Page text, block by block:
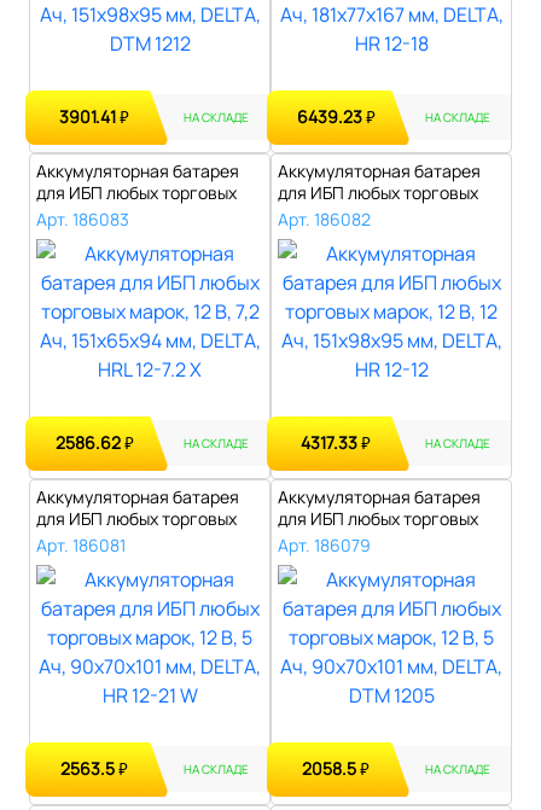
3901.41₽ НА СКЛАДЕ 6439.23₽ НА СКЛАДЕ
Аккумуляторная батарея
для ИБП любых торговых
марок, 12..
Арт. 186083
2586.62₽ НА СКЛАДЕ
Аккумуляторная батарея
для ИБП любых торговых
марок, 12..
Арт. 186082
4317.33₽ НА СКЛАДЕ
Аккумуляторная батарея
для ИБП любых торговых
марок, 12..
Арт. 186081
2563.5₽ НА СКЛАДЕ
Аккумуляторная батарея
для ИБП любых торговых
марок, 12..
Арт. 186079
2058.5₽ НА СКЛАДЕ